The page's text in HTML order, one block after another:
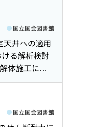
ムの開発 :
界管理技術
想定した
に基づいた
空気圧を利
ビルのZEB実
する研究 : そ
した中性化
の速度制御
ステムの構築
2017年1月～
国立国会図書館
天井への適用
る解析検討
体施工に配
用できる軽量
に向けた
場での電磁
・水平展開 ト
国立国会図書館